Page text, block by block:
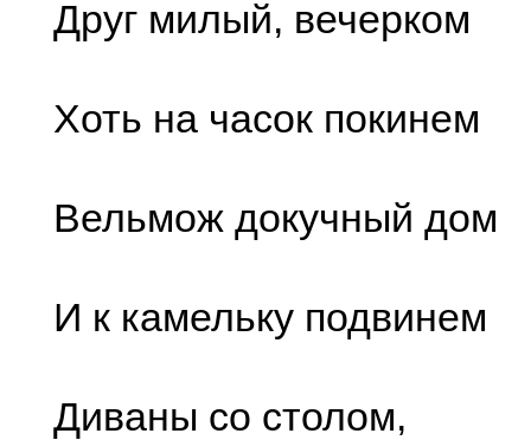
Друг милый, вечерком
Хоть на часок покинем
Вельмож докучный дом
И к камельку подвинем
Диваны со столом,